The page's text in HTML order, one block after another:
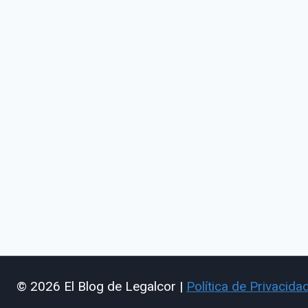
© 2026 El Blog de Legalcor | Política de